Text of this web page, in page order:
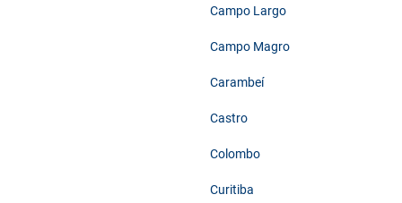
Campo Largo
Campo Magro
Carambeí
Castro
Colombo
Curitiba